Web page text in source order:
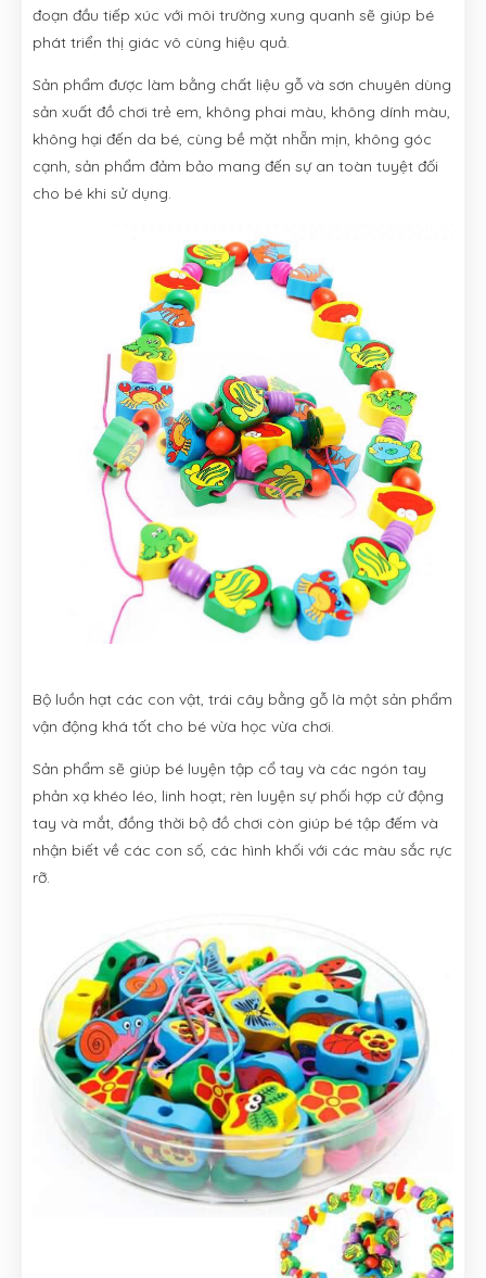
đoạn đầu tiếp xúc với môi trường xung quanh sẽ giúp bé
phát triển thị giác vô cùng hiệu quả.
Sản phẩm được làm bằng chất liệu gỗ và sơn chuyên dùng
sản xuất đồ chơi trẻ em, không phai màu, không dính màu,
không hại đến da bé, cùng bề mặt nhẵn mịn, không góc
cạnh, sản phẩm đảm bảo mang đến sự an toàn tuyệt đối
cho bé khi sử dụng.
Bộ luồn hạt các con vật, trái cây bằng gỗ là một sản phẩm
vận động khá tốt cho bé vừa học vừa chơi.
Sản phẩm sẽ giúp bé luyện tập cổ tay và các ngón tay
phản xạ khéo léo, linh hoạt; rèn luyện sự phối hợp cử động
tay và mắt, đồng thời bộ đồ chơi còn giúp bé tập đếm và
nhận biết về các con số, các hình khối với các màu sắc rực
rỡ.